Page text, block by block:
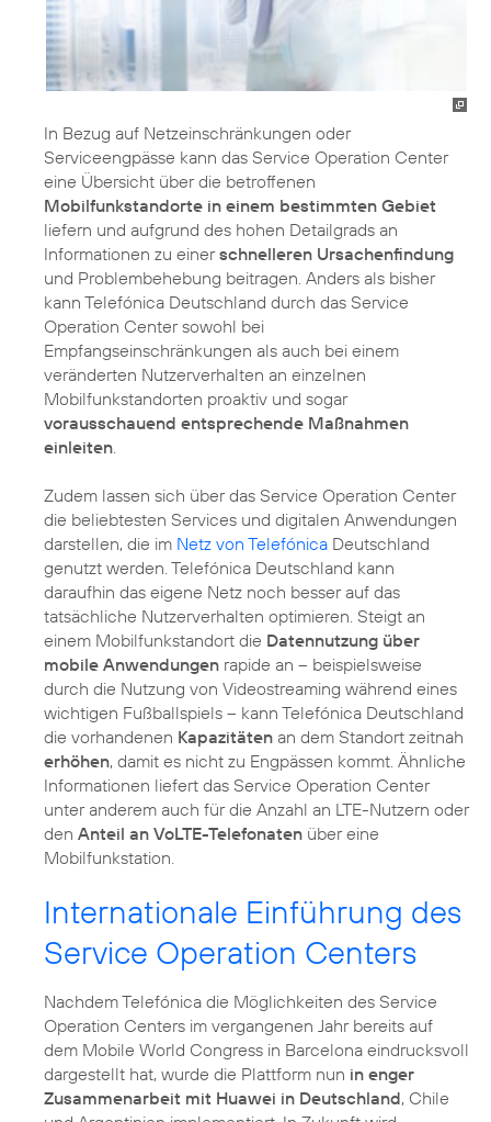
In Bezug auf Netzeinschränkungen oder
Serviceengpässe kann das Service Operation Center
eine Übersicht über die betroffenen
Mobilfunkstandorte in einem bestimmten Gebiet
liefern und aufgrund des hohen Detailgrads an
Informationen zu einerschnelleren Ursachenfindung
und Problembehebung beitragen. Anders als bisher
kann Telefónica Deutschland durch das Service
Operation Center sowohl bei
Empfangseinschränkungen als auch bei einem
veränderten Nutzerverhalten an einzelnen
Mobilfunkstandorten proaktiv und sogar
vorausschauend entsprechende Maßnahmen
einleiten
Zudem lassen sich über das Service Operation Center
die beliebtesten Services und digitalen Anwendungen
darstellen, die im Netz von Telefónica Deutschland
genutzt werden. Telefónica Deutschland kann
daraufhin das eigene Netz noch besser auf das
tatsächliche Nutzerverhalten optimieren. Steigt an
einem Mobilfunkstandort die Datennutzung über
mobile Anwendungen rapide an – beispielsweise
durch die Nutzung von Videostreaming während eines
wichtigen Fußballspiels – kann Telefónica Deutschland
die vorhandenen Kapazitäten an dem Standort zeitnah
erhöhen, damit es nicht zu Engpässen kommt. Ähnliche
Informationen liefert das Service Operation Center
unter anderem auch für die Anzahl an LTE-Nutzern oder
den Anteil an VoLTE-Telefonaten über eine
Mobilfunkstation.
Internationale Einführung des
Service Operation Centers
Nachdem Telefónica die Möglichkeiten des Service
Operation Centers im vergangenen Jahr bereits auf
dem Mobile World Congress in Barcelona eindrucksvoll
dargestellt hat, wurde die Plattform nun in enger
Zusammenarbeit mit Huawei in Deutschland, Chile